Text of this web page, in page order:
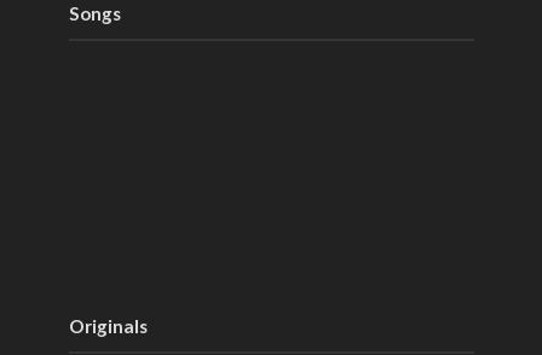
Songs
Originals